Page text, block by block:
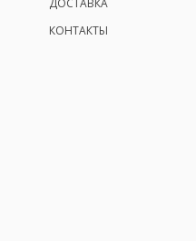
ДОСТАВКА
КОНТАКТЫ